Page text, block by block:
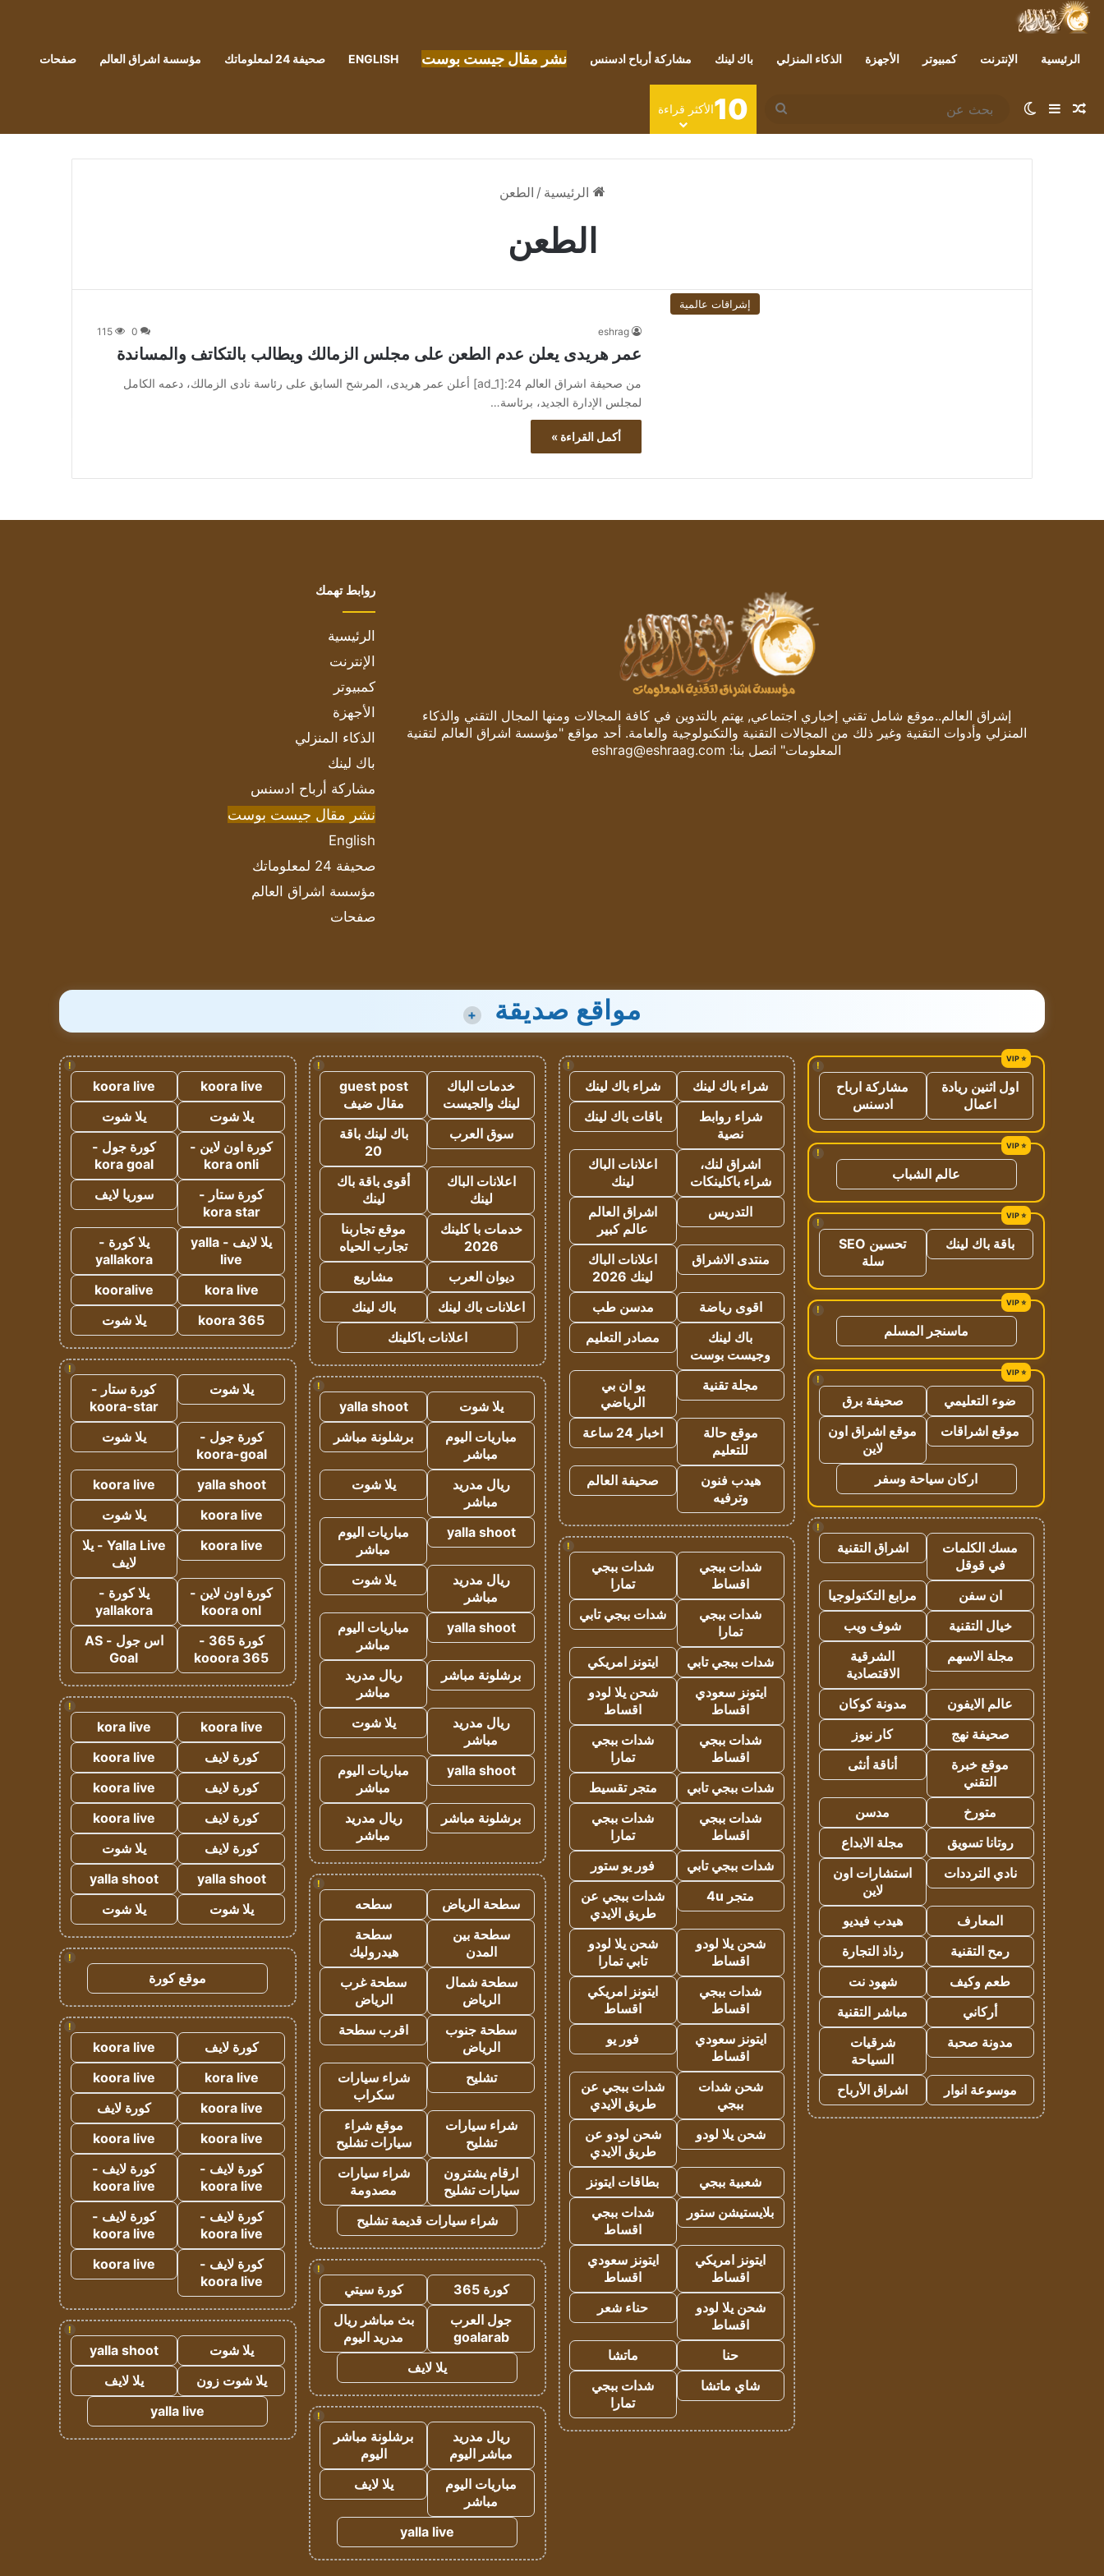
الرئيسية الإنترنت كمبيوتر الأجهزة الذكاء المنزلي باك لينك مشاركة أرباح ادسنس نشر مقال جيست بوست ENGLISH صحيفة 24 لمعلوماتك مؤسسة اشراق العالم صفحات
مقال عشوائي
إضافة عمود جانبي
الوضع المظلم
بحث
عن
10الأكثر قراءة
الرئيسية / الطعن
الطعن
إشراقات عالمية
eshrag
0
115
عمر هريدى يعلن عدم الطعن على مجلس الزمالك ويطالب بالتكاتف والمساندة
من صحيفة اشراق العالم 24:[ad_1] أعلن عمر هريدى، المرشح السابق على رئاسة نادى الزمالك، دعمه الكامل
لمجلس الإدارة الجديد، برئاسة…
أكمل القراءة »
إشراق العالم..موقع شامل تقني إخباري اجتماعي, يهتم بالتدوين في كافة المجالات ومنها المجال التقني والذكاء
المنزلي وأدوات التقنية وغير ذلك من المجالات التقنية والتكنولوجية والعامة. أحد مواقع "مؤسسة اشراق العالم لتقنية
المعلومات" اتصل بنا: eshrag@eshraag.com
روابط تهمك
الرئيسية
الإنترنت
كمبيوتر
الأجهزة
الذكاء المنزلي
باك لينك
مشاركة أرباح ادسنس
نشر مقال جيست بوست
English
صحيفة 24 لمعلوماتك
مؤسسة اشراق العالم
صفحات
مواقع صديقة +
!
اول اثنين ريادة
اعمال
مشاركة ارباح
ادسنس
!
عالم الشباب
!
باقة باك لينك
تحسين SEO
سلة
!
ماسنجر المسلم
!
ضوء التعليمي
صحيفة برق
موقع اشراقات
موقع اشراق اون
لاين
اركان سياحة وسفر
!
مسك الكلمات
في قوقل
اشراق التقنية
ان سفن
مرابع التكنولوجيا
خيال التقنية
شوف ويب
مجلة الاسهم
الشرقية
الاقتصادية
عالم الايفون
مدونة كوكان
صحيفة نهج
كار نيوز
موقع خبرة
التقني
أناقة أنثى
متورخ
مدسن
روتانا تسويق
مجلة الابداع
نادي الترددات
استشارات اون
لاين
المعارف
هيدب فيديو
رمح التقنية
رذاذ التجارة
طعم وكيف
شهود نت
أركاني
مباشر التقنية
مدونة صحبة
شرقيات
السياحة
موسوعة انوار
اشراق الأرباح
!
شراء باك لينك
شراء باك لينك
شراء روابط
نصية
باقات باك لينك
اشراق لنك،
شراء باكلينكات
اعلانات الباك
لينك
التدريس
اشراق العالم
عالم كبير
منتدى الاشراق
اعلانات الباك
لينك 2026
اقوى رياضة
مدسن طب
باك لينك
وجيست بوست
مصادر التعليم
مجلة تقنية
يو ان بي
الرياضي
موقع حالة
للتعليم
اخبار 24 ساعة
هيدب فنون
وترفيه
صحيفة العالم
!
شدات ببجي
اقساط
شدات ببجي
تمارا
شدات ببجي
تمارا
شدات ببجي تابي
شدات ببجي تابي
ايتونز امريكي
ايتونز سعودي
اقساط
شحن يلا لودو
اقساط
شدات ببجي
اقساط
شدات ببجي
تمارا
شدات ببجي تابي
متجر تقسيط
شدات ببجي
اقساط
شدات ببجي
تمارا
شدات ببجي تابي
فور يو ستور
متجر 4u
شدات ببجي عن
طريق الايدي
شحن يلا لودو
اقساط
شحن يلا لودو
تابي تمارا
شدات ببجي
اقساط
ايتونز امريكي
اقساط
ايتونز سعودي
اقساط
فور يو
شحن شدات
ببجي
شدات ببجي عن
طريق الايدي
شحن يلا لودو
شحن لودو عن
طريق الايدي
شعبية ببجي
بطاقات ايتونز
بلايستيشن ستور
شدات ببجي
اقساط
ايتونز امريكي
اقساط
ايتونز سعودي
اقساط
شحن يلا لودو
اقساط
حناء شعر
حنا
ماتشا
شاي ماتشا
شدات ببجي
تمارا
!
خدمات الباك
لينك والجيست
guest post
مقال ضيف
سوق العرب
باك لينك باقة
20
اعلانات الباك
لينك
أقوى باقة باك
لينك
خدمات با كلينك
2026
موقع تجاربنا
تجارب الحياه
ديوان العرب
مشاريع
اعلانات باك لينك
باك لينك
اعلانات باكلينك
!
يلا شوت
yalla shoot
مباريات اليوم
مباشر
برشلونة مباشر
ريال مدريد
مباشر
يلا شوت
yalla shoot
مباريات اليوم
مباشر
ريال مدريد
مباشر
يلا شوت
yalla shoot
مباريات اليوم
مباشر
برشلونة مباشر
ريال مدريد
مباشر
ريال مدريد
مباشر
يلا شوت
yalla shoot
مباريات اليوم
مباشر
برشلونة مباشر
ريال مدريد
مباشر
!
سطحة الرياض
سطحه
سطحة بين
المدن
سطحة
هيدروليك
سطحة شمال
الرياض
سطحة غرب
الرياض
سطحة جنوب
الرياض
اقرب سطحة
تشليح
شراء سيارات
سكراب
شراء سيارات
تشليح
موقع شراء
سيارات تشليح
ارقام يشترون
سيارات تشليح
شراء سيارات
مصدومة
شراء سيارات قديمة تشليح
!
كورة 365
كورة سيتي
جول العرب
goalarab
بث مباشر ريال
مدريد اليوم
يلا لايف
!
ريال مدريد
مباشر اليوم
برشلونة مباشر
اليوم
مباريات اليوم
مباشر
يلا لايف
yalla live
!
koora live
koora live
يلا شوت
يلا شوت
كورة اون لاين -
kora onli
كورة جول -
kora goal
كورة ستار -
kora star
سوريا لايف
يلا لايف - yalla
live
يلا كورة -
yallakora
kora live
kooralive
koora 365
يلا شوت
!
يلا شوت
كورة ستار -
koora-star
كورة جول -
koora-goal
يلا شوت
yalla shoot
koora live
koora live
يلا شوت
koora live
Yalla Live - يلا
لايف
كورة اون لاين -
koora onl
يلا كورة -
yallakora
كورة 365 -
kooora 365
اس جول - AS
Goal
!
koora live
kora live
كورة لايف
koora live
كورة لايف
koora live
كورة لايف
koora live
كورة لايف
يلا شوت
yalla shoot
yalla shoot
يلا شوت
يلا شوت
!
موقع كورة
!
كورة لايف
koora live
kora live
koora live
koora live
كورة لايف
koora live
koora live
كورة لايف -
koora live
كورة لايف -
koora live
كورة لايف -
koora live
كورة لايف -
koora live
كورة لايف -
koora live
koora live
!
يلا شوت
yalla shoot
يلا شوت زون
يلا لايف
yalla live